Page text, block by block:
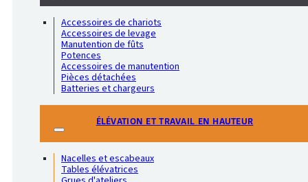
Accessoires de chariots
Accessoires de levage
Manutention de fûts
Potences
Accessoires de manutention
Pièces détachées
Batteries et chargeurs
ÉLÉVATION ET TRAVAIL EN HAUTEUR
Nacelles et escabeaux
Tables élévatrices